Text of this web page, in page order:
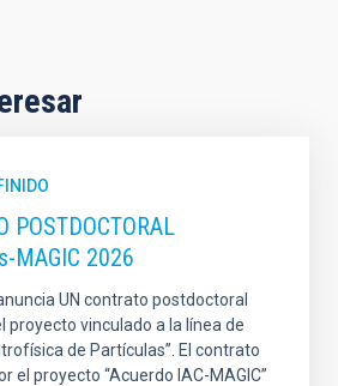
POSTDOCTORAL
MAGIC 2026
UN contrato postdoctoral
proyecto vinculado a la línea de
de Partículas”. El contrato
el proyecto “Acuerdo IAC-MAGIC”